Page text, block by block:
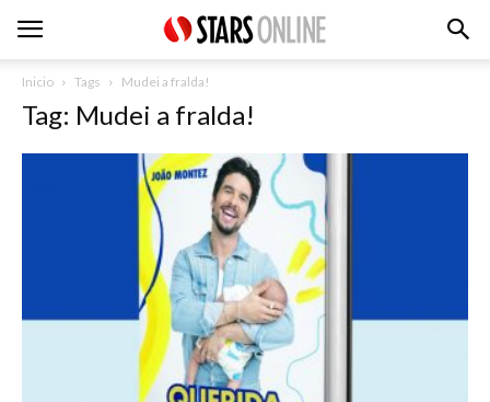
Inicio Tags Mudei a fralda!
Tag: Mudei a fralda!